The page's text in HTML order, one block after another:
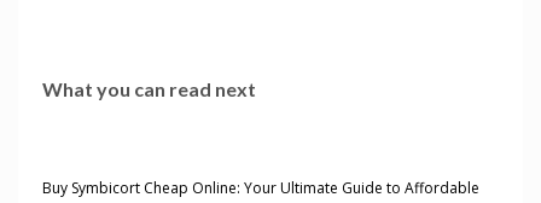
What you can read next
Buy Symbicort Cheap Online: Your Ultimate Guide to Affordable